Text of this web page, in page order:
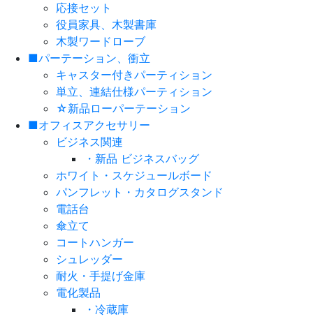
応接セット
役員家具、木製書庫
木製ワードローブ
■パーテーション、衝立
キャスター付きパーティション
単立、連結仕様パーティション
☆新品ローパーテーション
■オフィスアクセサリー
ビジネス関連
・新品 ビジネスバッグ
ホワイト・スケジュールボード
パンフレット・カタログスタンド
電話台
傘立て
コートハンガー
シュレッダー
耐火・手提げ金庫
電化製品
・冷蔵庫